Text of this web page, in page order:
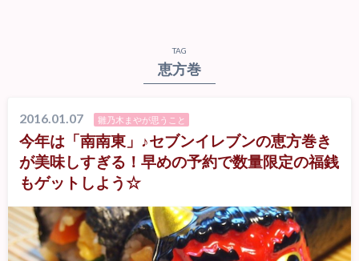
TAG
恵方巻
2016.01.07 雛乃木まやが思うこと
今年は「南南東」♪セブンイレブンの恵方巻き
が美味しすぎる！早めの予約で数量限定の福銭
もゲットしよう☆